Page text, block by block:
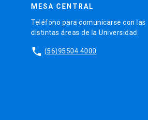
MESA CENTRAL
Teléfono para comunicarse con las
distintas áreas de la Universidad.
phone (56)95504 4000